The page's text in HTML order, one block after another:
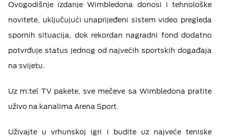
Ovogodišnje izdanje Wimbledona donosi i tehnološke
novitete, uključujući unaprijeđeni sistem video pregleda
spornih situacija, dok rekordan nagradni fond dodatno
potvrđuje status jednog od najvećih sportskih događaja
na svijetu.
Uz m:tel TV pakete, sve mečeve sa Wimbledona pratite
uživo na kanalima Arena Sport.
Uživajte u vrhunskoj igri i budite uz najveće teniske